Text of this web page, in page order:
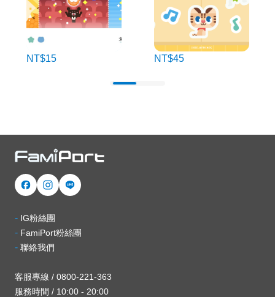
NT$15 NT$45
- IG粉絲團
- FamiPort粉絲團
- 聯絡我們
客服專線 / 0800-221-363
服務時間 / 10:00 - 20:00